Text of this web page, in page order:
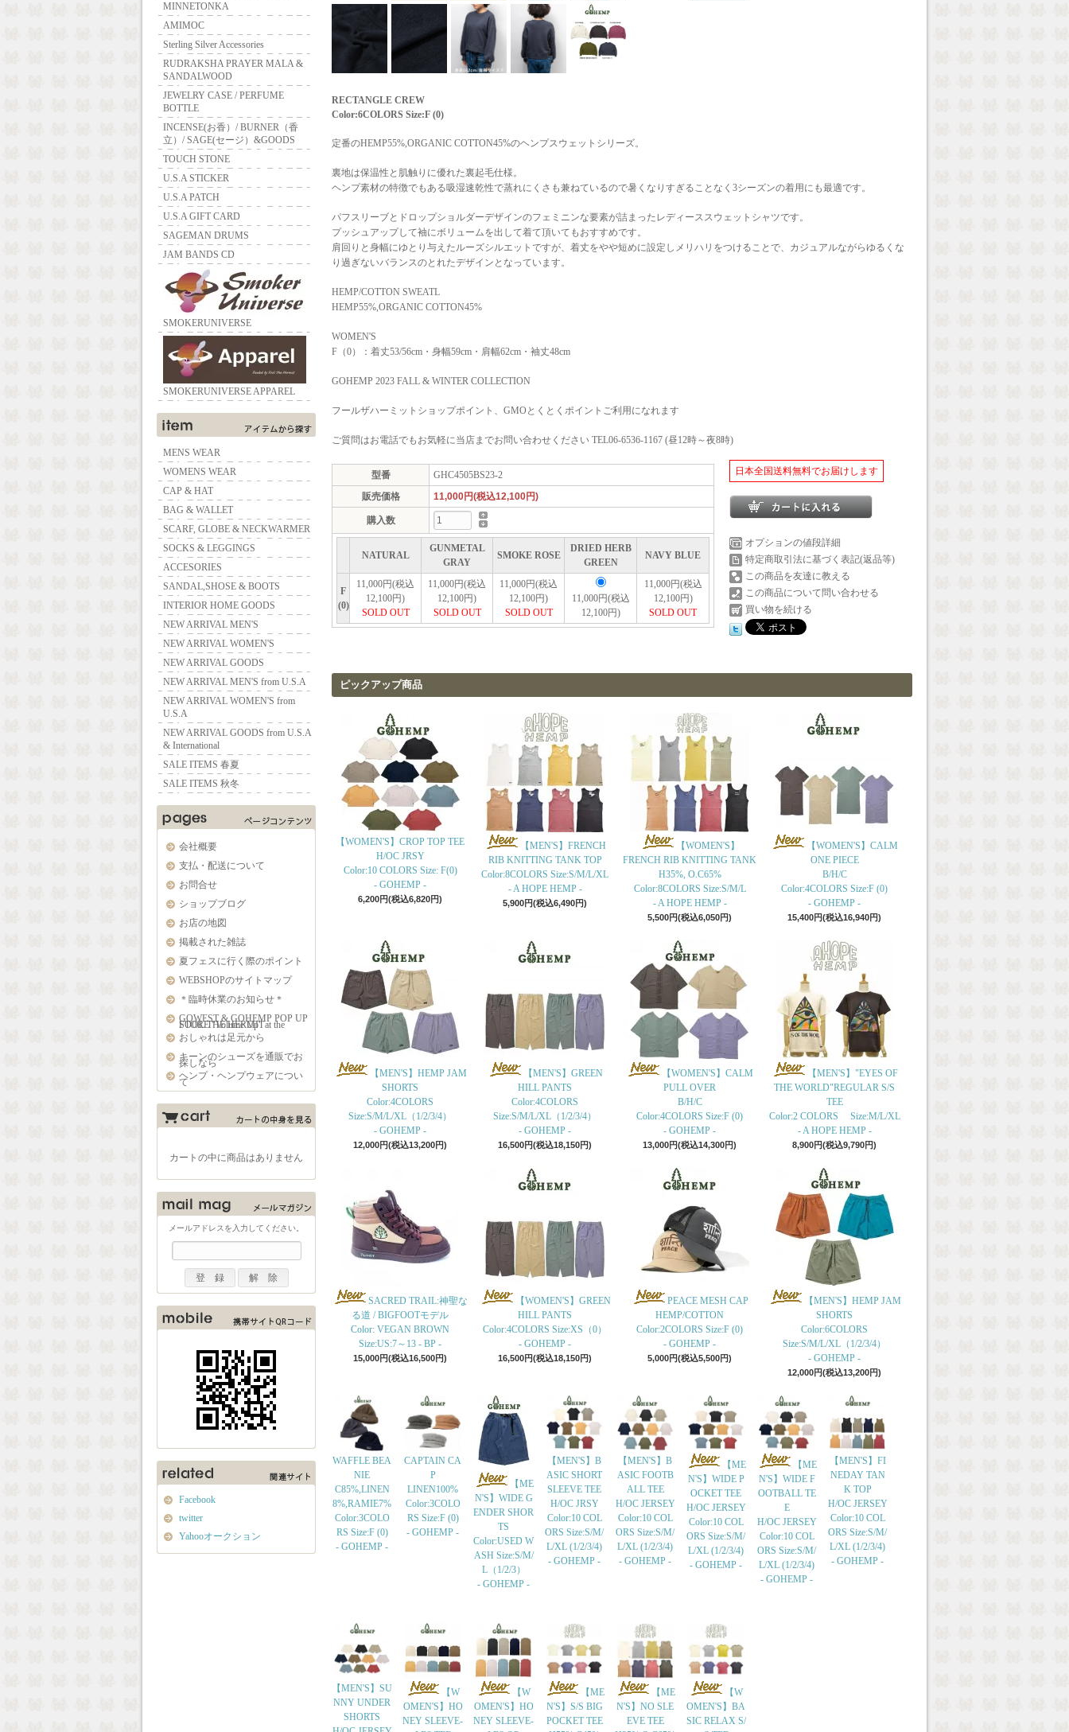
MINNETONKA
AMIMOC
Sterling Silver Accessories
RUDRAKSHA PRAYER MALA &
SANDALWOOD
JEWELRY CASE / PERFUME
BOTTLE
INCENSE(お香）/ BURNER（香
立）/ SAGE(セージ）&GOODS
TOUCH STONE
U.S.A STICKER
U.S.A PATCH
U.S.A GIFT CARD
SAGEMAN DRUMS
JAM BANDS CD
SMOKERUNIVERSE
SMOKERUNIVERSE APPAREL
MENS WEAR
WOMENS WEAR
CAP & HAT
BAG & WALLET
SCARF, GLOBE & NECKWARMER
SOCKS & LEGGINGS
ACCESORIES
SANDAL,SHOSE & BOOTS
INTERIOR HOME GOODS
NEW ARRIVAL MEN'S
NEW ARRIVAL WOMEN'S
NEW ARRIVAL GOODS
NEW ARRIVAL MEN'S from U.S.A
NEW ARRIVAL WOMEN'S from
U.S.A
NEW ARRIVAL GOODS from U.S.A
& International
SALE ITEMS 春夏
SALE ITEMS 秋冬
会社概要
支払・配送について
お問合せ
ショップブログ
お店の地図
掲載された雑誌
夏フェスに行く際のポイント
WEBSHOPのサイトマップ
＊臨時休業のお知らせ＊
GOWEST & GOHEMP POP UP
STORE "Volume Up" at the FOOL THE HERMIT
おしゃれは足元から
キーンのシューズを通販でお
探しなら
ヘンプ・ヘンプウェアについ
て
カートの中に商品はありません
メールアドレスを入力してください。
Facebook
twitter
Yahooオークション
RECTANGLE CREW
Color:6COLORS Size:F (0)
定番のHEMP55%,ORGANIC COTTON45%のヘンプスウェットシリーズ。
裏地は保温性と肌触りに優れた裏起毛仕様。
ヘンプ素材の特徴でもある吸湿速乾性で蒸れにくさも兼ねているので暑くなりすぎることなく3シーズンの着用にも最適です。
パフスリーブとドロップショルダーデザインのフェミニンな要素が詰まったレディーススウェットシャツです。
プッシュアップして袖にボリュームを出して着て頂いてもおすすめです。
肩回りと身幅にゆとり与えたルーズシルエットですが、着丈をやや短めに設定しメリハリをつけることで、カジュアルながらゆるくな
り過ぎないバランスのとれたデザインとなっています。
HEMP/COTTON SWEATL
HEMP55%,ORGANIC COTTON45%
WOMEN'S
F（0）：着丈53/56cm・身幅59cm・肩幅62cm・袖丈48cm
GOHEMP 2023 FALL & WINTER COLLECTION
フールザハーミットショップポイント、GMOとくとくポイントご利用になれます
ご質問はお電話でもお気軽に当店までお問い合わせください TEL06-6536-1167 (昼12時～夜8時)
型番
GHC4505BS23-2
販売価格
11,000円(税込12,100円)
購入数
NATURAL
GUNMETAL
GRAY
SMOKE ROSE
DRIED HERB
GREEN
NAVY BLUE
F
(0)
11,000円(税込
12,100円)
SOLD OUT
11,000円(税込
12,100円)
SOLD OUT
11,000円(税込
12,100円)
SOLD OUT
11,000円(税込
12,100円)
11,000円(税込
12,100円)
SOLD OUT
日本全国送料無料でお届けします
オプションの値段詳細
特定商取引法に基づく表記(返品等)
この商品を友達に教える
この商品について問い合わせる
買い物を続ける
ピックアップ商品
【WOMEN'S】CROP TOP TEE
H/OC JRSY
Color:10 COLORS Size: F(0)
- GOHEMP -
6,200円(税込6,820円)
【MEN'S】FRENCH
RIB KNITTING TANK TOP
Color:8COLORS Size:S/M/L/XL
- A HOPE HEMP -
5,900円(税込6,490円)
【WOMEN'S】
FRENCH RIB KNITTING TANK
H35%, O.C65%
Color:8COLORS Size:S/M/L
- A HOPE HEMP -
5,500円(税込6,050円)
【WOMEN'S】CALM
ONE PIECE
B/H/C
Color:4COLORS Size:F (0)
- GOHEMP -
15,400円(税込16,940円)
【MEN'S】HEMP JAM
SHORTS
Color:4COLORS
Size:S/M/L/XL（1/2/3/4）
- GOHEMP -
12,000円(税込13,200円)
【MEN'S】GREEN
HILL PANTS
Color:4COLORS
Size:S/M/L/XL（1/2/3/4）
- GOHEMP -
16,500円(税込18,150円)
【WOMEN'S】CALM
PULL OVER
B/H/C
Color:4COLORS Size:F (0)
- GOHEMP -
13,000円(税込14,300円)
【MEN'S】"EYES OF
THE WORLD"REGULAR S/S
TEE
Color:2 COLORS Size:M/L/XL
- A HOPE HEMP -
8,900円(税込9,790円)
SACRED TRAIL:神聖な
る道 / BIGFOOTモデル
Color: VEGAN BROWN
Size:US:7～13 - BP -
15,000円(税込16,500円)
【WOMEN'S】GREEN
HILL PANTS
Color:4COLORS Size:XS（0）
- GOHEMP -
16,500円(税込18,150円)
PEACE MESH CAP
HEMP/COTTON
Color:2COLORS Size:F (0)
- GOHEMP -
5,000円(税込5,500円)
【MEN'S】HEMP JAM
SHORTS
Color:6COLORS
Size:S/M/L/XL（1/2/3/4）
- GOHEMP -
12,000円(税込13,200円)
WAFFLE BEA
NIE
C85%,LINEN
8%,RAMIE7%
Color:3COLO
RS Size:F (0)
- GOHEMP -
CAPTAIN CA
P
LINEN100%
Color:3COLO
RS Size:F (0)
- GOHEMP -
【ME
N'S】WIDE G
ENDER SHOR
TS
Color:USED W
ASH Size:S/M/
L（1/2/3）
- GOHEMP -
【MEN'S】B
ASIC SHORT
SLEEVE TEE
H/OC JRSY
Color:10 COL
ORS Size:S/M/
L/XL (1/2/3/4)
- GOHEMP -
【MEN'S】B
ASIC FOOTB
ALL TEE
H/OC JERSEY
Color:10 COL
ORS Size:S/M/
L/XL (1/2/3/4)
- GOHEMP -
【ME
N'S】WIDE P
OCKET TEE
H/OC JERSEY
Color:10 COL
ORS Size:S/M/
L/XL (1/2/3/4)
- GOHEMP -
【ME
N'S】WIDE F
OOTBALL TE
E
H/OC JERSEY
Color:10 COL
ORS Size:S/M/
L/XL (1/2/3/4)
- GOHEMP -
【MEN'S】FI
NEDAY TAN
K TOP
H/OC JERSEY
Color:10 COL
ORS Size:S/M/
L/XL (1/2/3/4)
- GOHEMP -
【MEN'S】SU
NNY UNDER
SHORTS
【W
OMEN'S】HO
NEY SLEEVE-
【W
OMEN'S】HO
NEY SLEEVE-
【ME
N'S】S/S BIG
POCKET TEE
【ME
N'S】NO SLE
EVE TEE
【W
OMEN'S】BA
SIC RELAX S/